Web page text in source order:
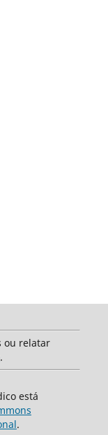
ou relatar
.
está
.